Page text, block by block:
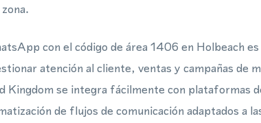
con el código de área 1406 en Holbeach
atención al cliente, ventas y campañas de
Kingdom se integra fácilmente con plataformas
de flujos de comunicación adaptados a